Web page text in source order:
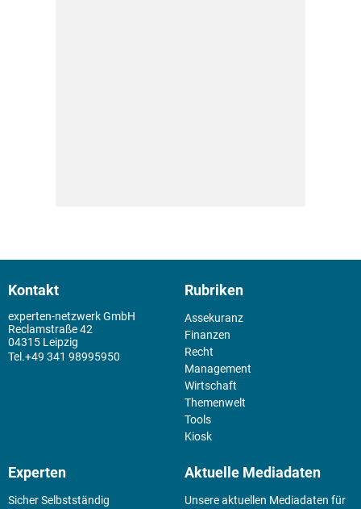
Kontakt
experten-netzwerk GmbH
Reclamstraße 42
04315 Leipzig
+49 341 98995950
Rubriken
Assekuranz
Finanzen
Recht
Management
Wirtschaft
Themenwelt
Tools
Kiosk
Experten
Sicher Selbstständig
Aktuelle Mediadaten
Unsere aktuellen Mediadaten für